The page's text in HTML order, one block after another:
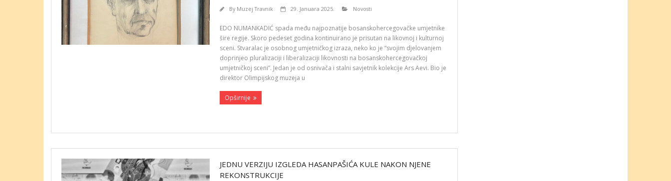
By Muzej Travnik 29. Januara 2025. Novosti
EDO NUMANKADIĆ spada među najpoznatije bosanskohercegovačke umjetnike
šire regije. Skoro pedeset godina kontinuirano je prisutan na likovnoj i kulturnoj
sceni. Stvaralac je osobnog umjetničkog izraza, neko ko je “svojim djelovanjem
doprinjeo pluralizaciji i liberalizaciji likovnosti na bosanskohercegovačkoj
umjetničkoj sceni”. Jedan je od osnivača i stalni savjetnik kolekcije Ars Aevi. Bio je
direktor Olimpijskog muzeja u
Opširnije
JEDNU VERZIJU IZGLEDA HASANPAŠIĆA KULE NAKON NJENE
REKONSTRUKCIJE